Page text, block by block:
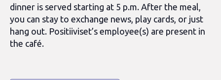
dinner is served starting at 5 p.m. After the meal,
you can stay to exchange news, play cards, or just
hang out. Positiiviset’s employee(s) are present in
the café.